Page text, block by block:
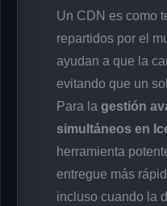
Un CDN es como
repartidos por el
ayudan a que la
evitando que un
Para la gestión
simultáneos en
herramienta
entregue más
incluso cuando la